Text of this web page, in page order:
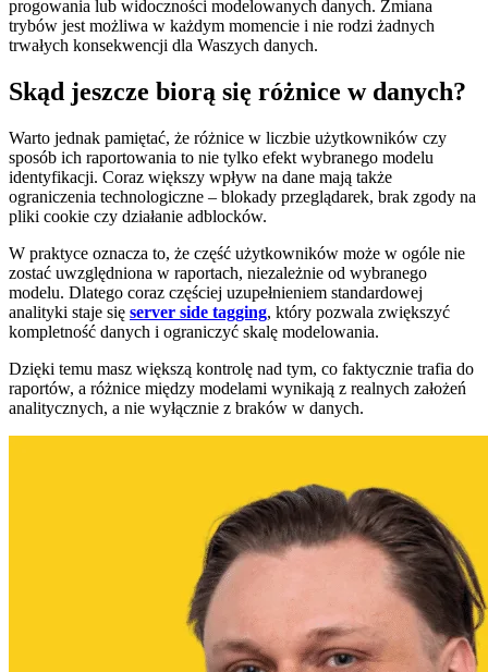
progowania lub widoczności modelowanych danych. Zmiana
trybów jest możliwa w każdym momencie i nie rodzi żadnych
trwałych konsekwencji dla Waszych danych.
Skąd jeszcze biorą się różnice w danych?
Warto jednak pamiętać, że różnice w liczbie użytkowników czy
sposób ich raportowania to nie tylko efekt wybranego modelu
identyfikacji. Coraz większy wpływ na dane mają także
ograniczenia technologiczne – blokady przeglądarek, brak zgody na
pliki cookie czy działanie adblocków.
W praktyce oznacza to, że część użytkowników może w ogóle nie
zostać uwzględniona w raportach, niezależnie od wybranego
modelu. Dlatego coraz częściej uzupełnieniem standardowej
analityki staje się server side tagging, który pozwala zwiększyć
kompletność danych i ograniczyć skalę modelowania.
Dzięki temu masz większą kontrolę nad tym, co faktycznie trafia do
raportów, a różnice między modelami wynikają z realnych założeń
analitycznych, a nie wyłącznie z braków w danych.